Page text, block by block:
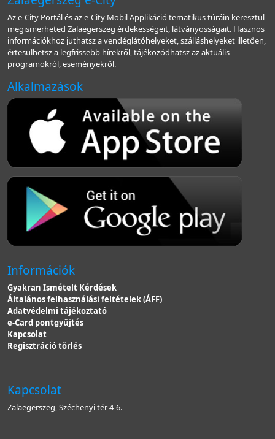
Az e-City Portál és az e-City Mobil Applikáció tematikus túráin keresztül
megismerheted Zalaegerszeg érdekességeit, látványosságait. Hasznos
információkhoz juthatsz a vendéglátóhelyeket, szálláshelyeket illetően,
értesülhetsz a legfrissebb hírekről, tájékozódhatsz az aktuális
programokról, eseményekről.
Alkalmazások
Információk
Gyakran Ismételt Kérdések
Általános felhasználási feltételek (ÁFF)
Adatvédelmi tájékoztató
e-Card pontgyűjtés
Kapcsolat
Regisztráció törlés
Kapcsolat
Zalaegerszeg, Széchenyi tér 4-6.